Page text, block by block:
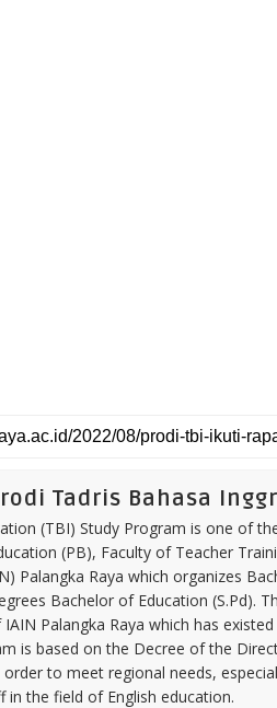
Tadris Bahasa
(TBI) Study Program is one of
(PB), Faculty of Teacher
Palangka Raya which organizes
Bachelor of Education (S.Pd).
Palangka Raya which has
is based on the Decree of the
order to meet regional needs,
the field of English education.